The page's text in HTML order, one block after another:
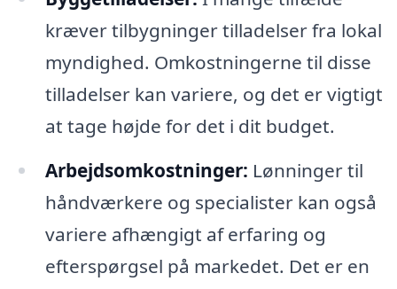
kræver tilbygninger tilladelser fra lokal
myndighed. Omkostningerne til disse
tilladelser kan variere, og det er vigtigt
at tage højde for det i dit budget.
Arbejdsomkostninger: Lønninger til
håndværkere og specialister kan også
variere afhængigt af erfaring og
efterspørgsel på markedet. Det er en